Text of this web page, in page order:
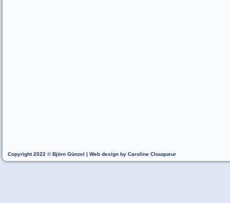
Copyright 2022 © Björn Günzel | Web design by Caroline Clouqueur